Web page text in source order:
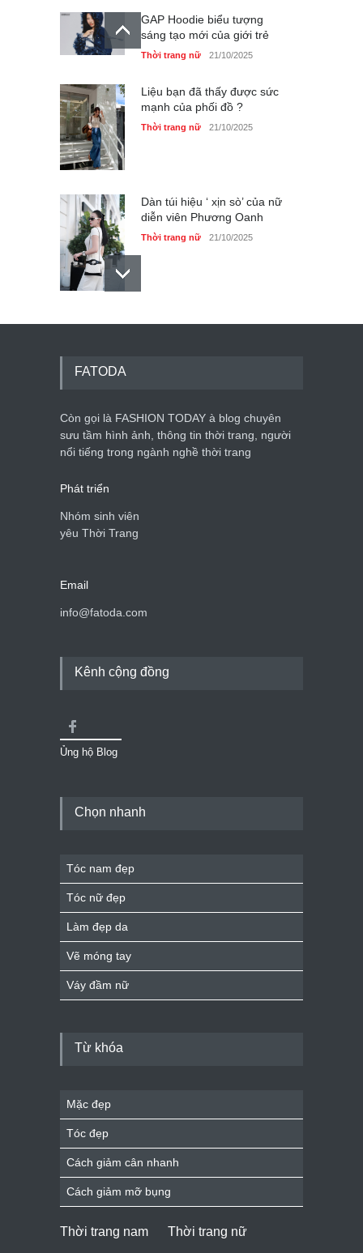
GAP Hoodie biểu tượng
sáng tạo mới của giới trẻ
Thời trang nữ 21/10/2025
Liệu bạn đã thấy được sức
mạnh của phối đồ ?
Thời trang nữ 21/10/2025
Dàn túi hiệu ‘ xịn sò’ của nữ
diễn viên Phương Oanh
Thời trang nữ 21/10/2025
Mẫu áo khoác đẹp cho phụ
Chiếc áo dài cưới của Hoa
hậu Đỗ Hà ?
Thời trang nữ 21/10/2025
FATODA
Còn gọi là FASHION TODAY à blog chuyên
sưu tầm hình ảnh, thông tin thời trang, người
nổi tiếng trong ngành nghề thời trang
Phát triển
Nhóm sinh viên
yêu Thời Trang
Email
info@fatoda.com
Kênh cộng đồng
Ủng hộ Blog
Chọn nhanh
Tóc nam đẹp
Tóc nữ đẹp
Làm đẹp da
Vẽ móng tay
Váy đầm nữ
Từ khóa
Mặc đẹp
Tóc đẹp
Cách giảm cân nhanh
Cách giảm mỡ bụng
Thời trang nam Thời trang nữ